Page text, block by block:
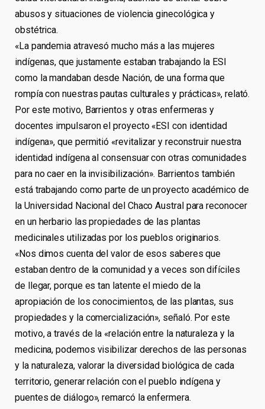
abusos y situaciones de violencia ginecológica y
obstétrica.
«La pandemia atravesó mucho más a las mujeres
indígenas, que justamente estaban trabajando la ESI
como la mandaban desde Nación, de una forma que
rompía con nuestras pautas culturales y prácticas», relató.
Por este motivo, Barrientos y otras enfermeras y
docentes impulsaron el proyecto «ESI con identidad
indígena», que permitió «revitalizar y reconstruir nuestra
identidad indígena al consensuar con otras comunidades
para no caer en la invisibilización». Barrientos también
está trabajando como parte de un proyecto académico de
la Universidad Nacional del Chaco Austral para reconocer
en un herbario las propiedades de las plantas
medicinales utilizadas por los pueblos originarios.
«Nos dimos cuenta del valor de esos saberes que
estaban dentro de la comunidad y a veces son difíciles
de llegar, porque es tan latente el miedo de la
apropiación de los conocimientos, de las plantas, sus
propiedades y la comercialización», señaló. Por este
motivo, a través de la «relación entre la naturaleza y la
medicina, podemos visibilizar derechos de las personas
y la naturaleza, valorar la diversidad biológica de cada
territorio, generar relación con el pueblo indígena y
puentes de diálogo», remarcó la enfermera.